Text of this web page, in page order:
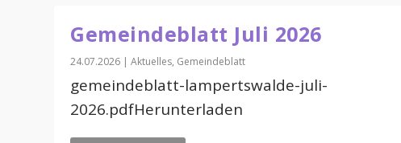
Gemeindeblatt Juli 2026
24.07.2026 |Aktuelles, Gemeindeblatt
gemeindeblatt-lampertswalde-juli-
2026.pdfHerunterladen